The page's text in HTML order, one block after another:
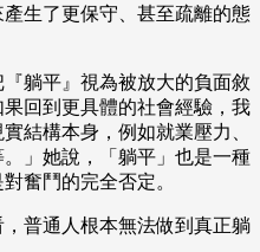
生了更保守、甚至疏離的態
『躺平』視為被放大的負面敘
回到更具體的社會經驗，我
結構本身，例如就業壓力、
。」她說，「躺平」也是一種
奮鬥的完全否定。
，普通人根本無法做到真正躺